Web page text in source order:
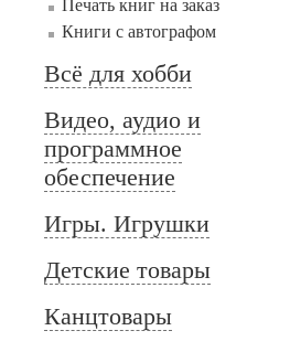
Печать книг на заказ
Книги с автографом
Всё для хобби
Видео, аудио и
программное
обеспечение
Игры. Игрушки
Детские товары
Канцтовары